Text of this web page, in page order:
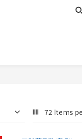
72 Items